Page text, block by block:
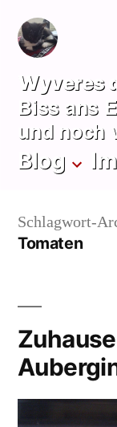
Zum
Inhalt
springen
Wyveres
Biss ans
und noch
Blog
Schlagwort-
Tomaten